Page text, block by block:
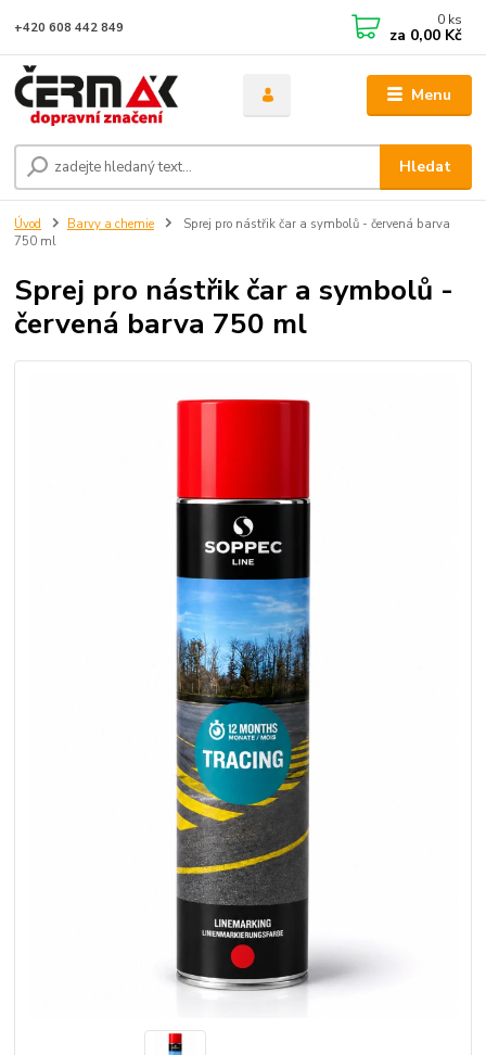
Menu
Hledat
+420 608 442 849 0 ks
za 0,00 Kč
Úvod Barvy a chemie
Sprej pro nástřik čar a symbolů - červená barva
750 ml
Sprej pro nástřik čar a symbolů -
červená barva 750 ml